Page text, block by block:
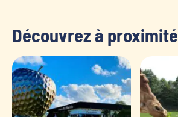
Découvrez à proximité